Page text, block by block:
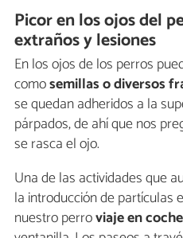
Picor en los ojos del
extraños y lesiones
En los ojos de los perros
comosemillas o diversos
se quedan adheridos a la
párpados, de ahí que nos
se rasca el ojo.
Una de las actividades que
la introducción de partículas
nuestro perroviaje en